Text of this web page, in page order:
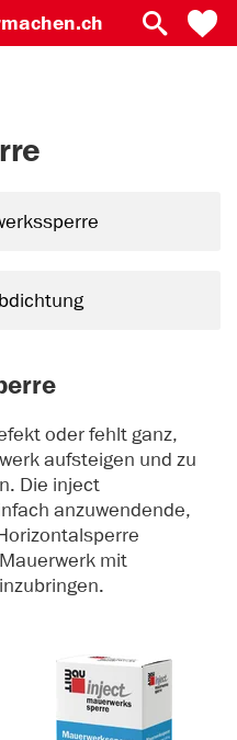
oder fehlt ganz,
aufsteigen und zu
Die inject
anzuwendende,
mit